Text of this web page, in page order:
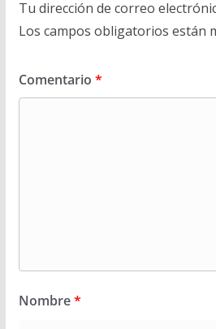
Tu dirección de correo
Los campos obligatorios están
Comentario *
Nombre*